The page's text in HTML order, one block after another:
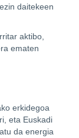
daitekeen
aktibo,
ematen
erkidegoa
eta Euskadi
da energia